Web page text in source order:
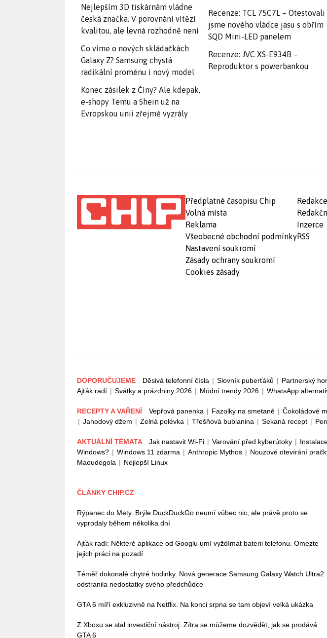
Nejlepším 3D tiskárnám vládne
česká značka. V porovnání vítězí
kvalitou, ale levná rozhodně není
Co víme o nových skládačkách
Galaxy Z? Samsung chystá
radikální proměnu i nový model
Konec zásilek z Číny? Ale kdepak,
e-shopy Temu a Shein už na
Evropskou unii zřejmě vyzrály
Recenze: TCL 75C7L – Otestovali
jsme nového vládce jasu s obřím
SQD Mini-LED panelem
Recenze: JVC XS-E934B –
Reproduktor s powerbankou
Předplatné časopisu Chip
Volná místa
Reklama
Všeobecné obchodní podmínky
Nastavení soukromí
Zásady ochrany soukromí
Cookies zásady
Inzerce
RSS
DOPORUČUJEME Děsivá telefonní čísla | Slovník puberťáků | Partnerský
Ajťák radí | Svátky a prázdniny 2026 | Módní trendy 2026 | WhatsApp
RECEPTY A VAŘENÍ Vepřová panenka | Fazolky na smetaně | Čokoládové
| Jahodový džem | Zelná polévka | Třešňová bublanina | Sekaná recept |
AKTUÁLNÍ TÉMATA Jak nastavit Wi-Fi | Varování před kyberútoky |
Windows? | Windows 11 zdarma | Anthropic Mythos | Nouzové otevírání
Maoudegola | Nejlepší Linux
ČLÁNKY CHIP.CZ
Rýpanec do Mety. Brýle DuckDuckGo neumí vůbec nic, ale právě proto se
vyprodaly během několika dní
Ajťák radí: Některé aplikace od Googlu umí vyždímat baterii telefonu. Omezte
jejich práci na pozadí
Téměř dokonalé chytré hodinky. Nová generace Samsung Galaxy Watch Ultra2
odstranila nedostatky svého předchůdce
GTA 6 míří exkluzivně na Netflix. Na konci srpna se tam objeví velká ukázka
Z Xboxu se stal investiční nástroj. Zítra se můžeme dozvědět, jak se prodává
GTA 6